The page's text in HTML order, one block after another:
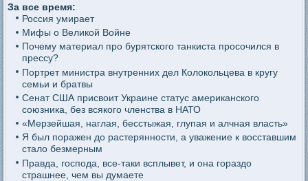
За все время:
Россия умирает
Мифы о Великой Войне
Почему материал про бурятского танкиста просочился в
прессу?
Портрет министра внутренних дел Колокольцева в кругу
семьи и братвы
Сенат США присвоит Украине статус американского
союзника, без всякого членства в НАТО
«Мерзейшая, наглая, бесстыжая, глупая и алчная власть»
Я был поражен до растерянности, а уважение к восставшим
стало безмерным
Правда, господа, все-таки всплывет, и она гораздо
страшнее, чем вы думаете